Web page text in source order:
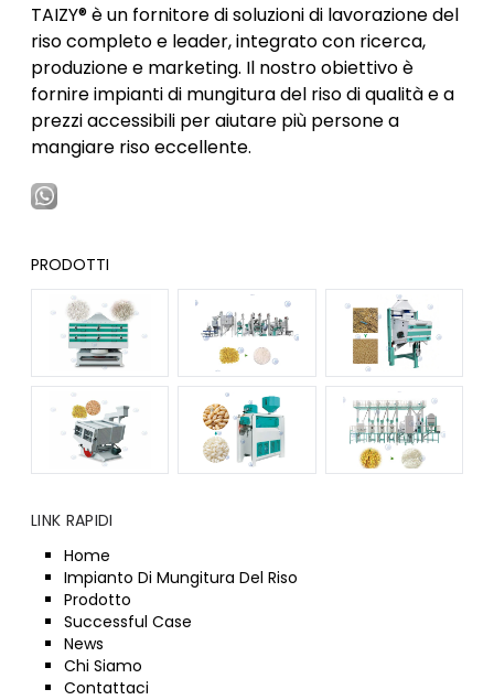
TAIZY® è un fornitore di soluzioni di lavorazione del
riso completo e leader, integrato con ricerca,
produzione e marketing. Il nostro obiettivo è
fornire impianti di mungitura del riso di qualità e a
prezzi accessibili per aiutare più persone a
mangiare riso eccellente.
PRODOTTI
LINK RAPIDI
Home
Impianto Di Mungitura Del Riso
Prodotto
Successful Case
News
Chi Siamo
Contattaci